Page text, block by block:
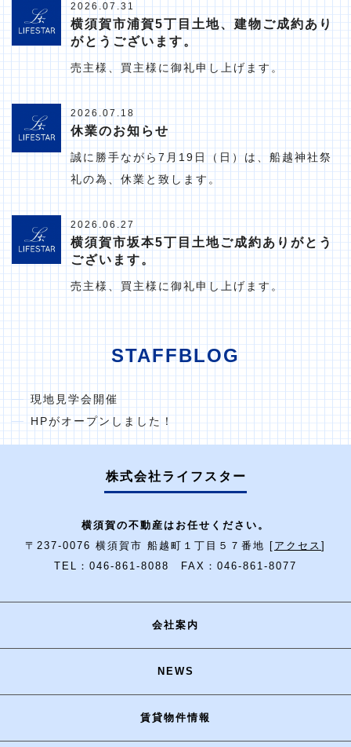
2026.07.31
横須賀市浦賀5丁目土地、建物ご成約あり
がとうございます。
売主様、買主様に御礼申し上げます。
2026.07.18
休業のお知らせ
誠に勝手ながら7月19日（日）は、船越神社祭
礼の為、休業と致します。
2026.06.27
横須賀市坂本5丁目土地ご成約ありがとう
ございます。
売主様、買主様に御礼申し上げます。
STAFFBLOG
現地見学会開催
HPがオープンしました！
株式会社ライフスター
横須賀の不動産はお任せください。
〒237-0076 横須賀市 船越町１丁目５７番地 [ アクセス ]
TEL：046-861-8088 FAX：046-861-8077
会社案内
NEWS
賃貸物件情報